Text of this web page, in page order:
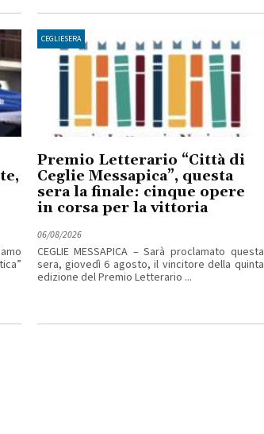
CEGLIESERA
Premio Letterario “Città di
Ceglie Messapica”, questa
sera la finale: cinque opere
in corsa per la vittoria
06/08/2026
CEGLIE MESSAPICA – Sarà proclamato questa
sera, giovedì 6 agosto, il vincitore della quinta
edizione del Premio Letterario ...